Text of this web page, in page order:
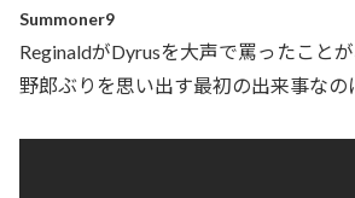
Summoner9
ReginaldがDyrusを大声で罵ったこと
野郎ぶりを思い出す最初の出来事なの